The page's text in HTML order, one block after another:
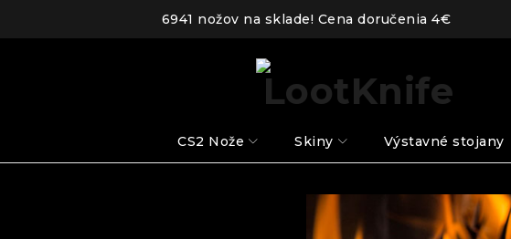
6941 nožov na sklade! Cena doručenia 4€
CS2 Nože Skiny Výstavné stojany